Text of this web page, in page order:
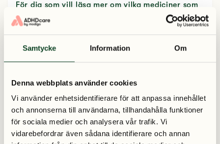
Samtycke Information Om
Denna webbplats använder cookies
Vi använder enhetsidentifierare för att anpassa innehållet
och annonserna till användarna, tillhandahålla funktioner
för sociala medier och analysera vår trafik. Vi
vidarebefordrar även sådana identifierare och annan
För dig som vill läsa mer om vilka mediciner som
finns och hur du påverkas av dem så har vi skrivit
en artikel om det här.
Vad kan en person med
Det finns olika typer av bidrag du kan söka beroende på
dina behov. Här berättar vi om några av bidragen och hur
du söker dem.